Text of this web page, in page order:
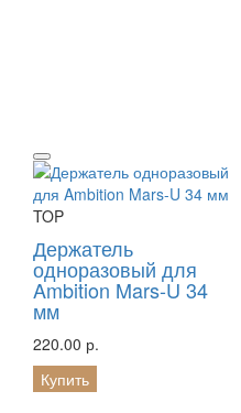
TOP
Держатель
одноразовый для
Ambition Mars-U 34
мм
220.00 р.
Купить